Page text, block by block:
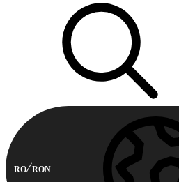
RO RON